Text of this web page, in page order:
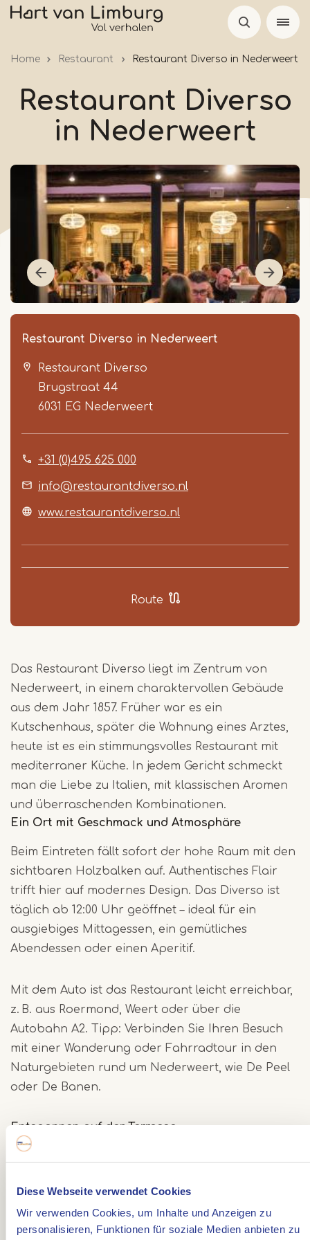
Diese Webseite verwendet Cookies
Wir verwenden Cookies, um Inhalte und Anzeigen zu
personalisieren, Funktionen für soziale Medien anbieten zu
Skip
Home Restaurant Restaurant Diverso in Nederweert
Restaurant Diverso
in Nederweert
Restaurant Diverso in Nederweert
Restaurant Diverso
Brugstraat 44
6031 EG Nederweert
+31 (0)495 625 000
info@restaurantdiverso.nl
www.restaurantdiverso.nl
Route
Item
Das Restaurant Diverso liegt im Zentrum von
Nederweert, in einem charaktervollen Gebäude
aus dem Jahr 1857. Früher war es ein
Kutschenhaus, später die Wohnung eines Arztes,
heute ist es ein stimmungsvolles Restaurant mit
mediterraner Küche. In jedem Gericht schmeckt
man die Liebe zu Italien, mit klassischen Aromen
und überraschenden Kombinationen.
Ein Ort mit Geschmack und Atmosphäre
Beim Eintreten fällt sofort der hohe Raum mit den
sichtbaren Holzbalken auf. Authentisches Flair
trifft hier auf modernes Design. Das Diverso ist
täglich ab 12:00 Uhr geöffnet – ideal für ein
ausgiebiges Mittagessen, ein gemütliches
Abendessen oder einen Aperitif.
Mit dem Auto ist das Restaurant leicht erreichbar,
z. B. aus Roermond, Weert oder über die
Autobahn A2. Tipp: Verbinden Sie Ihren Besuch
mit einer Wanderung oder Fahrradtour in den
Naturgebieten rund um Nederweert, wie De Peel
oder De Banen.
Entspannen auf der Terrasse
Bequeme Stühle und der Blick ins Grüne laden
zum Verweilen ein. Für kühle Tage gibt es
Heizstrahler und Decken. Auch der Außenkamin